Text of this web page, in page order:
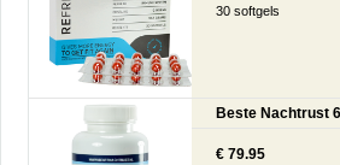
30 softgels
Beste Nachtrust
€ 79.95